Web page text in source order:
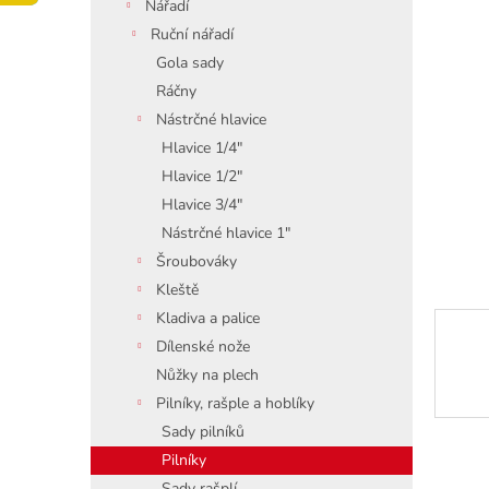
Nářadí
Ruční nářadí
Gola sady
Ráčny
Nástrčné hlavice
Hlavice 1/4"
Hlavice 1/2"
Hlavice 3/4"
Nástrčné hlavice 1"
Šroubováky
Kleště
Kladiva a palice
Dílenské nože
Nůžky na plech
Pilníky, rašple a hoblíky
Sady pilníků
Pilníky